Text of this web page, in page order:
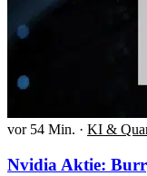
vor 54 Min. · KI &
Nvidia Aktie: